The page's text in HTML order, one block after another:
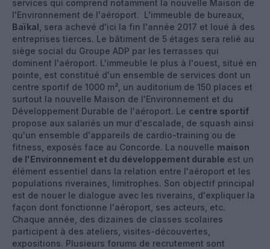
services qui comprend notamment la nouvelle Maison de
l'Environnement de l'aéroport. L'immeuble de bureaux,
Baïkal , sera achevé d'ici la fin l'année 2017 et loué à des
entreprises tierces. Le bâtiment de 5 étages sera relié au
siège social du Groupe ADP par les terrasses qui
dominent l'aéroport. L'immeuble le plus à l'ouest, situé en
pointe, est constitué d'un ensemble de services dont un
centre sportif de 1000 m², un auditorium de 150 places et
surtout la nouvelle Maison de l'Environnement et du
Développement Durable de l'aéroport. Le centre sportif
propose aux salariés un mur d'escalade, de squash ainsi
qu'un ensemble d'appareils de cardio-training ou de
fitness, exposés face au Concorde. La nouvelle maison
de l'Environnement et du développement durable est un
élément essentiel dans la relation entre l'aéroport et les
populations riveraines, limitrophes. Son objectif principal
est de nouer le dialogue avec les riverains, d'expliquer la
façon dont fonctionne l'aéroport, ses acteurs, etc.
Chaque année, des dizaines de classes scolaires
participent à des ateliers, visites-découvertes,
expositions. Plusieurs forums de recrutement sont